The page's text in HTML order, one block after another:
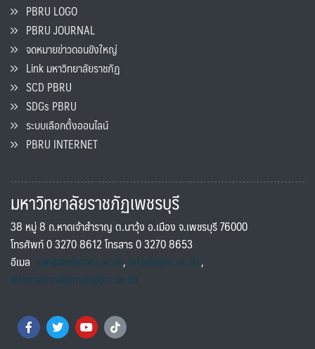
PBRU LOGO
PBRU JOURNAL
จดหมายข่าวดอนขังใหญ่
Link มหาวิทยาลัยราชภัฏ
SCD PBRU
SDGs PBRU
ระบบเลือกตั้งออนไลน์
PBRU INTERNET
มหาวิทยาลัยราชภัฏเพชรบุรี
38 หมู่ 8 ถ.หาดเจ้าสำราญ ต.นาวุ้ง อ.เมือง จ.เพชรบุรี 76000
โทรศัพท์ 0 3270 8612 โทรสาร 0 3270 8653
อีเมล saraban@pbru.ac.th, info@pbru.ac.th,
international@mail.pbru.ac.th